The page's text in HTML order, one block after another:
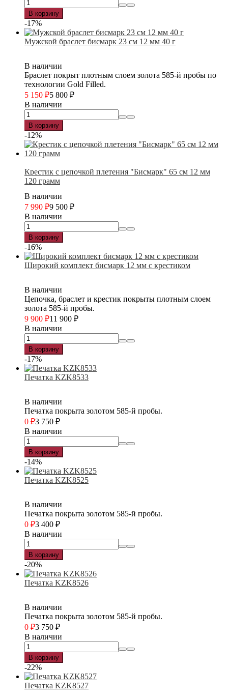
В корзину
-17%
Мужской браслет бисмарк 23 см 12 мм 40 г
В наличии
Браслет покрыт плотным слоем золота 585-й пробы по
технологии Gold Filled.
5 150 ₽5 800 ₽
В наличии
В корзину
-12%
Крестик с цепочкой плетения "Бисмарк" 65 см 12 мм
120 грамм
В наличии
7 990 ₽9 500 ₽
В наличии
В корзину
-16%
Широкий комплект бисмарк 12 мм с крестиком
В наличии
Цепочка, браслет и крестик покрыты плотным слоем
золота 585-й пробы.
9 900 ₽11 900 ₽
В наличии
В корзину
-17%
Печатка KZK8533
В наличии
Печатка покрыта золотом 585-й пробы.
0 ₽3 750 ₽
В наличии
В корзину
-14%
Печатка KZK8525
В наличии
Печатка покрыта золотом 585-й пробы.
0 ₽3 400 ₽
В наличии
В корзину
-20%
Печатка KZK8526
В наличии
Печатка покрыта золотом 585-й пробы.
0 ₽3 750 ₽
В наличии
В корзину
-22%
Печатка KZK8527